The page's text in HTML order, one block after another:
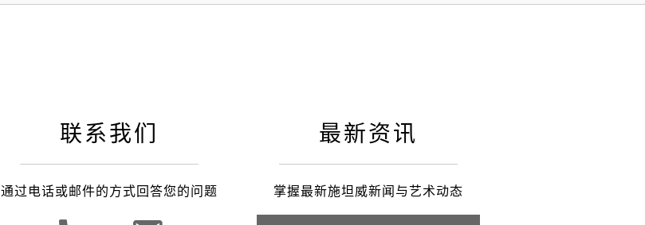
联系我们
通过电话或邮件的方式回答您的问题
最新资讯
掌握最新施坦威新闻与艺术动态